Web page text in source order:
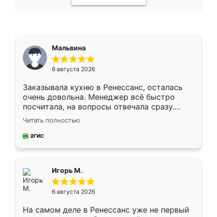
Мальвина
6 августа 2026
Заказывала кухню в Ренессанс, осталась
очень довольна. Менеджер всё быстро
посчитала, на вопросы отвечала сразу.
Замерщик приехал в субботу, подошёл к
делу со всей ответственностью. Собрали
за день, ребята работали аккуратно, даже
Читать полностью
Игорь М.
6 августа 2026
На самом деле в Ренессанс уже не первый